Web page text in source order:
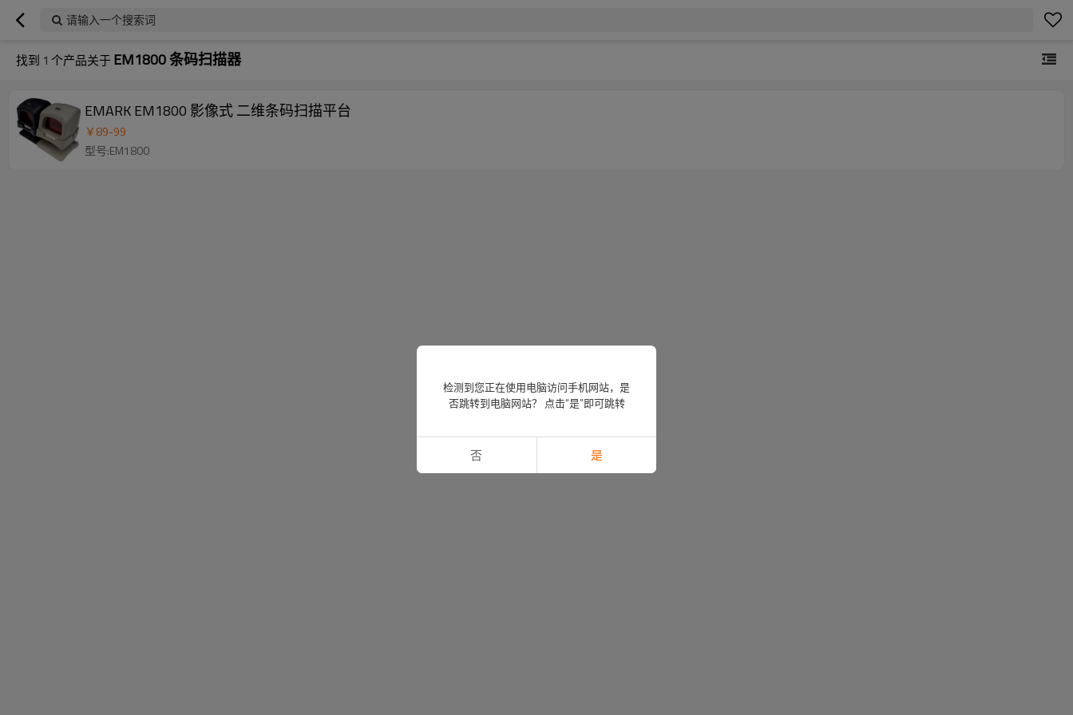
请输入一个搜索词
找到 1 个产品关于EM1800 条码扫描器
EMARK EM1800 影像式 二维条码扫描平台
￥89-99
型号:EM1800
检测到您正在使用电脑访问手机网站，是
否跳转到电脑网站？ 点击“是”即可跳转
否 是